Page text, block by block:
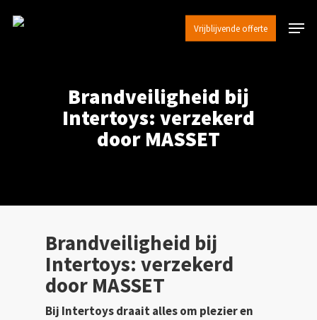
Vrijblijvende offerte Menu
Brandveiligheid bij
Intertoys: verzekerd
door MASSET
Brandveiligheid bij
Intertoys: verzekerd
door MASSET
Bij Intertoys draait alles om plezier en